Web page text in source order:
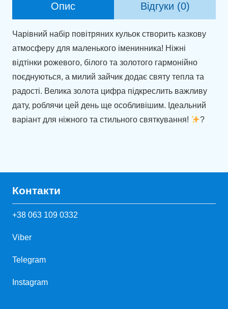
Опис Відгуки (0)
Чарівний набір повітряних кульок створить казкову
атмосферу для маленького іменинника! Ніжні
відтінки рожевого, білого та золотого гармонійно
поєднуються, а милий зайчик додає святу тепла та
радості. Велика золота цифра підкреслить важливу
дату, роблячи цей день ще особливішим. Ідеальний
варіант для ніжного та стильного святкування!
?
Контакти
+38 063 109 0332
Viber
Telegram
Instagram